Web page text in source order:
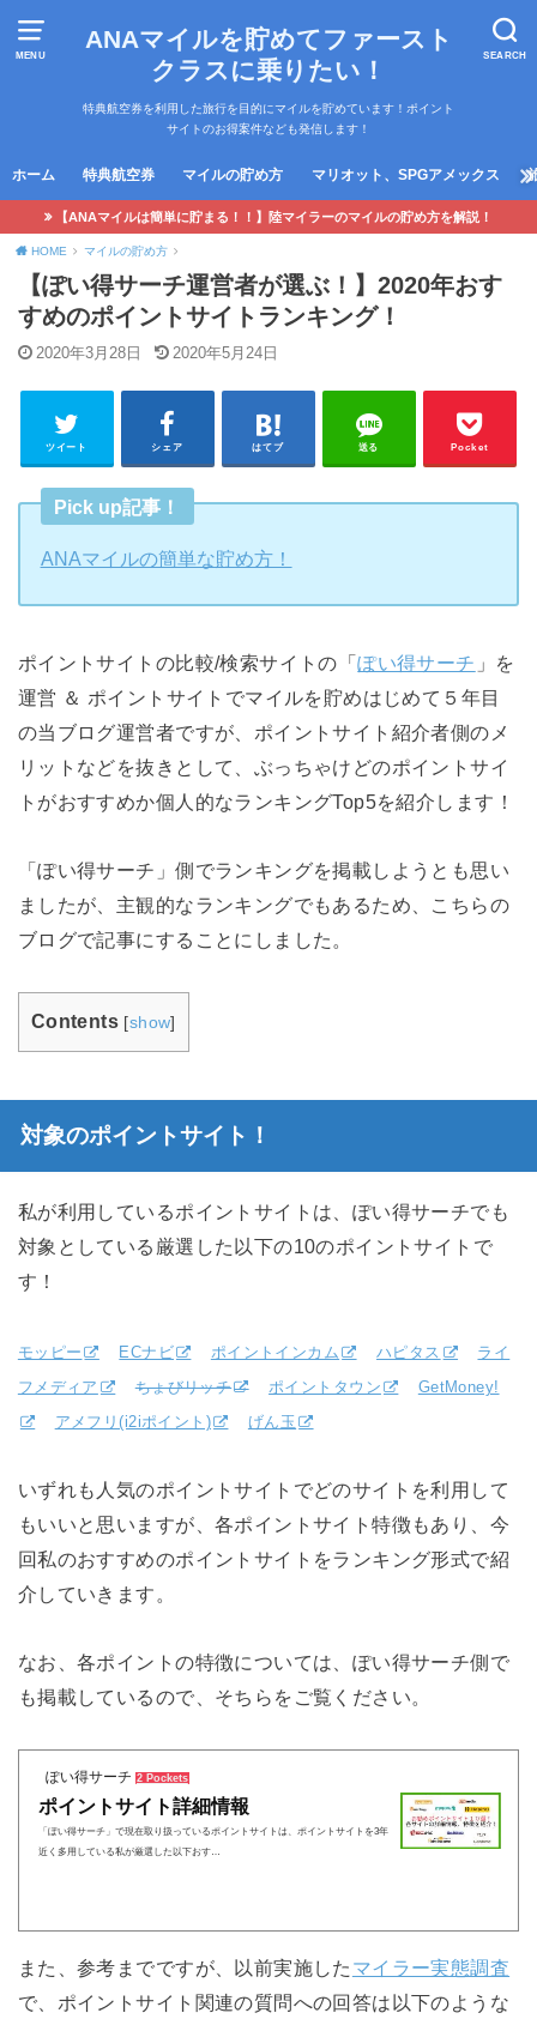
MENU SEARCH
ANAマイルを貯めてファースト
クラスに乗りたい！
特典航空券を利用した旅行を目的にマイルを貯めています！ポイント
サイトのお得案件なども発信します！
ホーム 特典航空券 マイルの貯め方 マリオット、SPGアメックス
【ANAマイルは簡単に貯まる！！】陸マイラーのマイルの貯め方を解説！
HOME マイルの貯め方
【ぽい得サーチ運営者が選ぶ！】2020年おす
すめのポイントサイトランキング！
2020年3月28日 2020年5月24日
ツイート シェア はてブ 送る Pocket
Pick up記事！
ANAマイルの簡単な貯め方！
ポイントサイトの比較/検索サイトの「ぽい得サーチ 」を
運営 ＆ ポイントサイトでマイルを貯めはじめて５年目
の当ブログ運営者ですが、ポイントサイト紹介者側のメ
リットなどを抜きとして、ぶっちゃけどのポイントサイ
トがおすすめか個人的なランキングTop5を紹介します！
「ぽい得サーチ」側でランキングを掲載しようとも思い
ましたが、主観的なランキングでもあるため、こちらの
ブログで記事にすることにしました。
Contents [show]
対象のポイントサイト！
私が利用しているポイントサイトは、ぽい得サーチでも
対象としている厳選した以下の10のポイントサイトで
す！
モッピー ECナビ ポイントインカム ハピタス
ライ
フメディア
ちょびリッチ ポイントタウン
GetMoney!
アメフリ(i2iポイント)
げん玉
いずれも人気のポイントサイトでどのサイトを利用して
もいいと思いますが、各ポイントサイト特徴もあり、今
回私のおすすめのポイントサイトをランキング形式で紹
介していきます。
なお、各ポイントの特徴については、ぽい得サーチ側で
も掲載しているので、そちらをご覧ください。
ぽい得サーチ 2 Pockets
ポイントサイト詳細情報
「ぽい得サーチ」で現在取り扱っているポイントサイトは、ポイントサイトを3年
近く多用している私が厳選した以下おす…
また、参考までですが、以前実施した マイラー実態調査
で、ポイントサイト関連の質問への回答は以下のような